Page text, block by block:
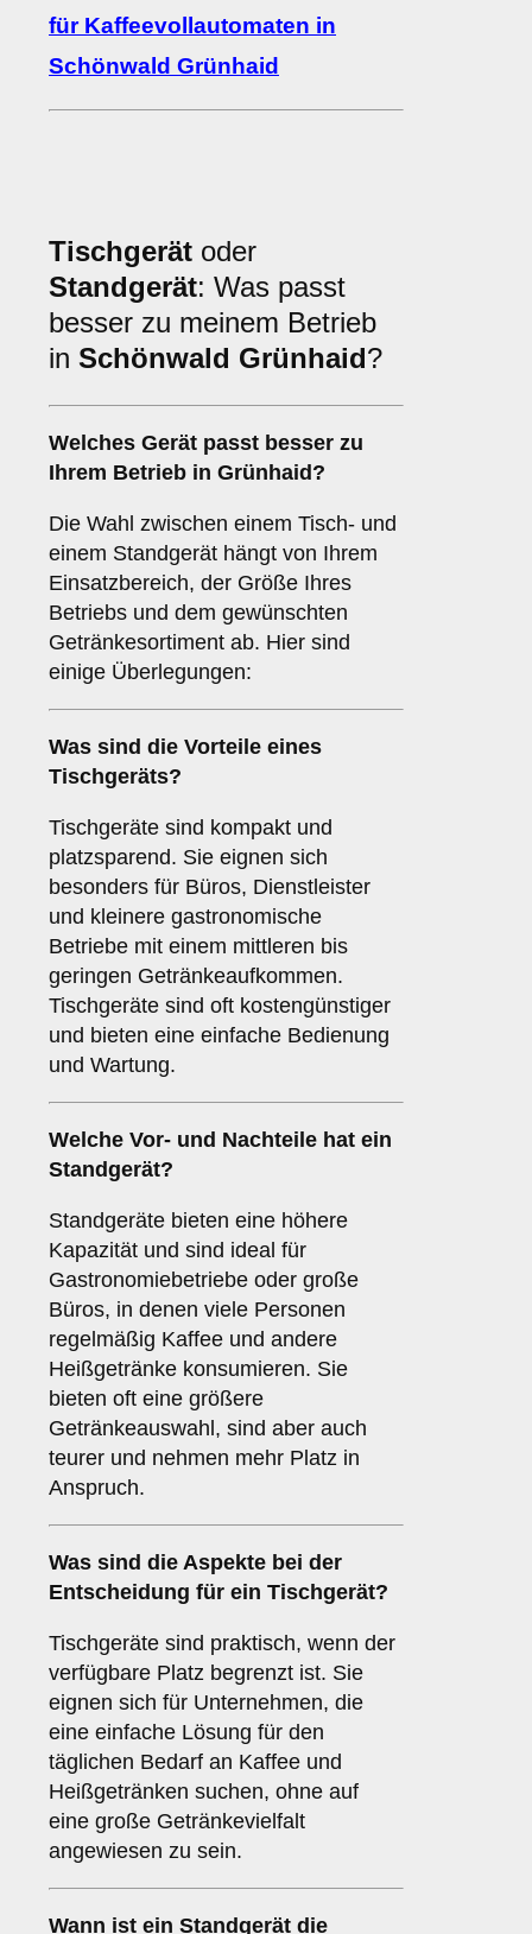
für Kaffeevollautomaten in
Schönwald Grünhaid
Tischgerät oder
Standgerät: Was passt
besser zu meinem Betrieb
in Schönwald Grünhaid?
Welches Gerät passt besser zu
Ihrem Betrieb in Grünhaid ?
Die Wahl zwischen einem Tisch- und
einem Standgerät hängt von Ihrem
Einsatzbereich, der Größe Ihres
Betriebs und dem gewünschten
Getränkesortiment ab. Hier sind
einige Überlegungen:
Was sind die Vorteile eines
Tischgeräts?
Tischgeräte sind kompakt und
platzsparend. Sie eignen sich
besonders für Büros, Dienstleister
und kleinere gastronomische
Betriebe mit einem mittleren bis
geringen Getränkeaufkommen.
Tischgeräte sind oft kostengünstiger
und bieten eine einfache Bedienung
und Wartung.
Welche Vor- und Nachteile hat ein
Standgerät?
Standgeräte bieten eine höhere
Kapazität und sind ideal für
Gastronomiebetriebe oder große
Büros, in denen viele Personen
regelmäßig Kaffee und andere
Heißgetränke konsumieren. Sie
bieten oft eine größere
Getränkeauswahl, sind aber auch
teurer und nehmen mehr Platz in
Anspruch.
Was sind die Aspekte bei der
Entscheidung für ein Tischgerät?
Tischgeräte sind praktisch, wenn der
verfügbare Platz begrenzt ist. Sie
eignen sich für Unternehmen, die
eine einfache Lösung für den
täglichen Bedarf an Kaffee und
Heißgetränken suchen, ohne auf
eine große Getränkevielfalt
angewiesen zu sein.
Wann ist ein Standgerät die